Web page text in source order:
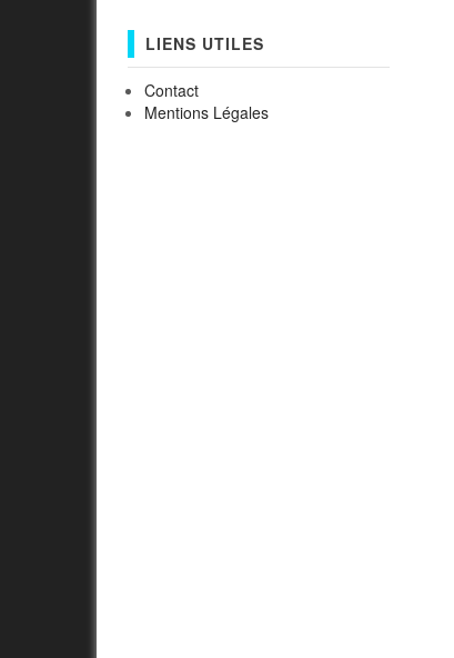
LIENS UTILES
Contact
Mentions Légales